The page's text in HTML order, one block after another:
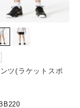
ツ(ラケットスポ